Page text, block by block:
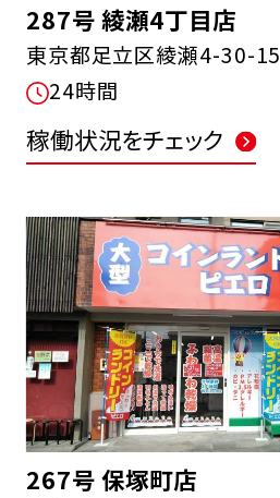
287号 綾瀬4丁目店
東京都足立区綾瀬4-30-15
24時間
稼働状況をチェック
267号 保塚町店